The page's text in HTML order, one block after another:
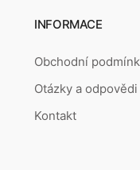
INFORMACE
Obchodní
Otázky a odpovědi
Kontakt